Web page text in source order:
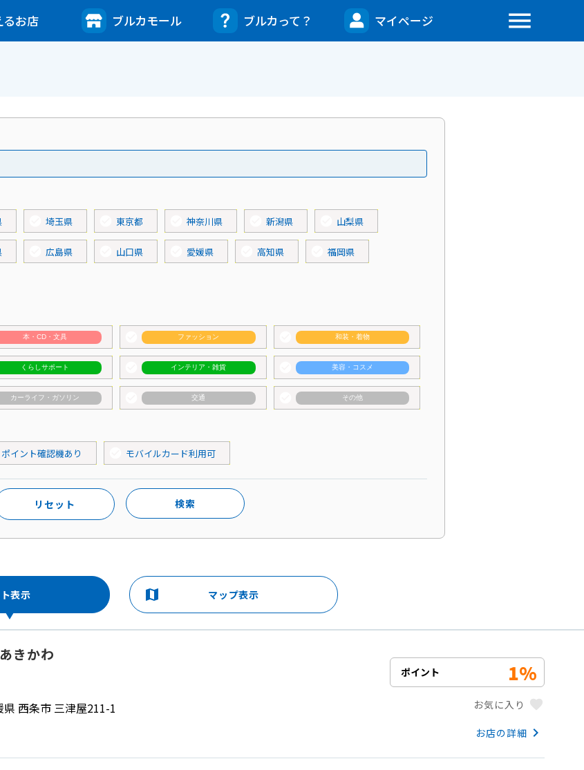
るお店 ブルカモール ブルカって？ マイページ menu
埼玉県 東京都 神奈川県 新潟県 山梨県
広島県 山口県 愛媛県 高知県 福岡県
本・CD・文具 ファッション 和装・着物
くらしサポート インテリア・雑貨 美容・コスメ
カーライフ・ガソリン 交通 その他
ポイント確認機あり モバイルカード利用可
リセット 検索
表示 map マップ表示
きかわ
西条市 三津屋211-1
ポイント 1%
お気に入り favorite
お店の詳細 keyboard_arrow_right